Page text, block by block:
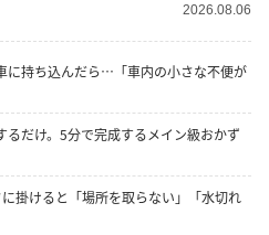
2026.08.06
に持ち込んだら…「車内の小さな不便が
だけ。5分で完成するメイン級おかず
掛けると「場所を取らない」「水切れ